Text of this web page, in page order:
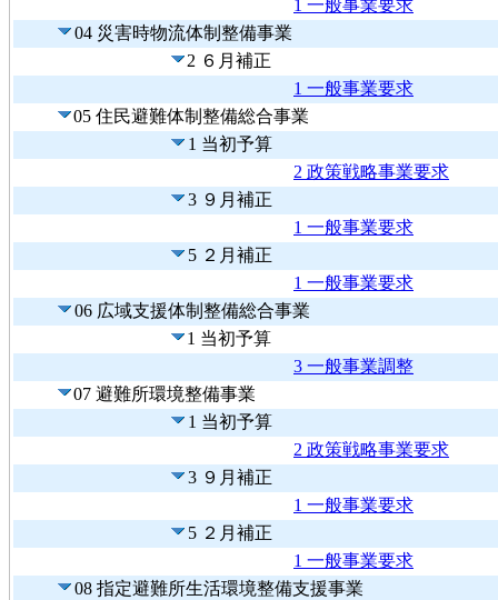
1 一般事業要求
04 災害時物流体制整備事業
2 ６月補正
1 一般事業要求
05 住民避難体制整備総合事業
1 当初予算
2 政策戦略事業要求
3 ９月補正
1 一般事業要求
5 ２月補正
1 一般事業要求
06 広域支援体制整備総合事業
1 当初予算
3 一般事業調整
07 避難所環境整備事業
1 当初予算
2 政策戦略事業要求
3 ９月補正
1 一般事業要求
5 ２月補正
1 一般事業要求
08 指定避難所生活環境整備支援事業